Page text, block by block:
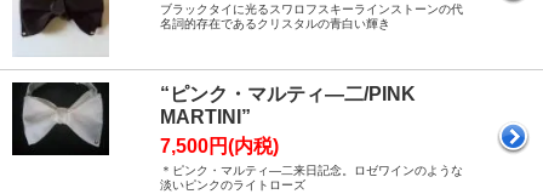
ブラックタイに光るスワロフスキーラインストーンの代
名詞的存在であるクリスタルの青白い輝き
“ピンク・マルティ―二/PINK
MARTINI”
7,500円(内税)
＊ピンク・マルティ―二来日記念。ロゼワインのような
淡いピンクのライトローズ